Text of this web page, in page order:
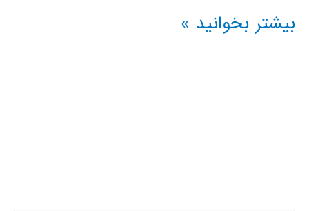
آموزش
اسپارک
بیشتر بخوانید »